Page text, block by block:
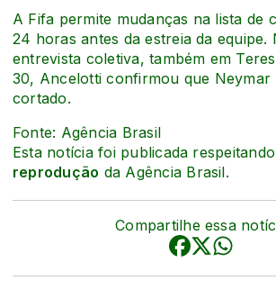
A Fifa permite mudanças na lista de
24 horas antes da estreia da equipe.
entrevista coletiva, também em
30, Ancelotti confirmou que Neymar
cortado.
Fonte: Agência Brasil
Esta notícia foi publicada
reprodução da Agência Brasil.
Compartilhe essa